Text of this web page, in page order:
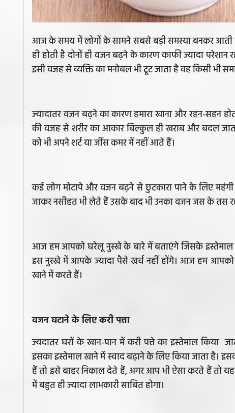
आज के समय में लोगों के सामने सबसे बड़ी समस्या बनकर आती
ही होती है दोनों ही वजन बढ़ने के कारण काफी ज्यादा
इसी वजह से व्यक्ति का मनोबल भी टूट जाता है वह किसी भी
ज्यादातर वजन बढ़ने का कारण हमारा खाना और रहन-सहन
की वजह से शरीर का आकार बिल्कुल ही खराब और बदल
को भी अपने शर्ट या जींस कमर में नहीं आते हैं।
कई लोग मोटापे और वजन बढ़ने से छुटकारा पाने के लिए
जाकर नसीहत भी लेते हैं उसके बाद भी उनका वजन जस के तस
आज हम आपको घरेलू नुस्खे के बारे में बताएंगे जिसके
इस नुस्खे में आपके ज्यादा पैसे खर्च नहीं होंगे। आज हम आपको
खाने में करते हैं।
वजन घटाने के लिए करी पत्ता
ज्यदातर घरों के खान-पान में करी पत्ते का इस्तेमाल किया
इसका इस्तेमाल खाने में स्वाद बढ़ाने के लिए किया जाता है।
हैं तो इसे बाहर निकाल देते हैं, अगर आप भी ऐसा करते हैं तो
में बहुत ही ज्यादा लाभकारी साबित होगा।